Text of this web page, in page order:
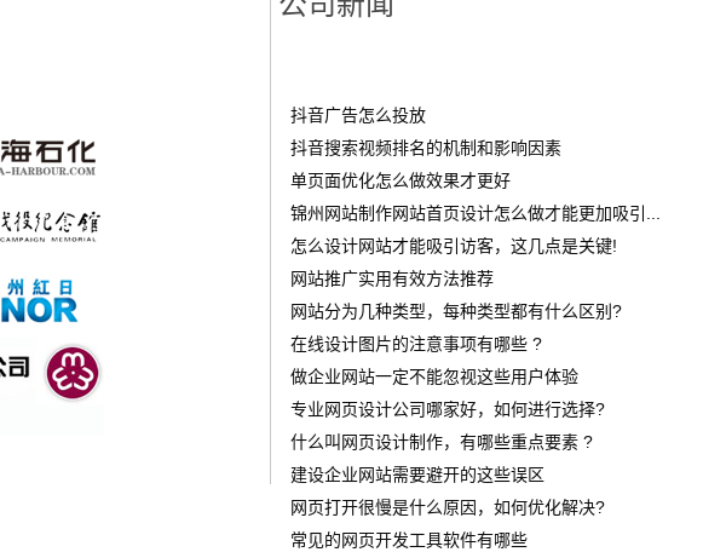
抖音广告怎么投放
‌抖音搜索视频排名的机制和影响因素
单页面优化怎么做效果才更好
锦州网站制作网站首页设计怎么做才能更加吸引...
怎么设计网站才能吸引访客，这几点是关键!
网站推广实用有效方法推荐
网站分为几种类型，每种类型都有什么区别?
在线设计图片的注意事项有哪些 ?
做企业网站一定不能忽视这些用户体验
专业网页设计公司哪家好，如何进行选择?
什么叫网页设计制作，有哪些重点要素 ?
建设企业网站需要避开的这些误区
网页打开很慢是什么原因，如何优化解决?
常见的网页开发工具软件有哪些